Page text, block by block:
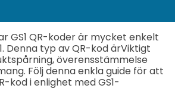
GS1 QR-koder är mycket enkelt
Denna typ av QR-kod ärViktigt
överensstämmelse
Följ denna enkla guide för att
kod i enlighet med GS1-